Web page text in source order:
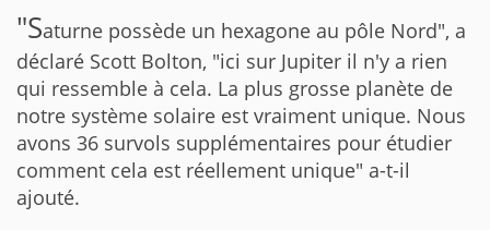
"Saturne possède un hexagone au pôle Nord", a
déclaré Scott Bolton, "ici sur Jupiter il n'y a rien
qui ressemble à cela. La plus grosse planète de
notre système solaire est vraiment unique. Nous
avons 36 survols supplémentaires pour étudier
comment cela est réellement unique" a-t-il
ajouté.